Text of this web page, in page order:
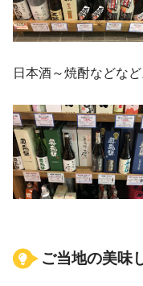
日本酒～焼酎などなど
ご当地の美味